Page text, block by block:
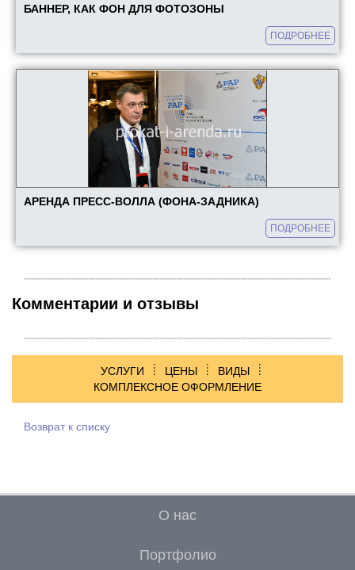
БАННЕР, КАК ФОН ДЛЯ ФОТОЗОНЫ
ПОДРОБНЕЕ
АРЕНДА ПРЕСС-ВОЛЛА (ФОНА-ЗАДНИКА)
ПОДРОБНЕЕ
Комментарии и отзывы
УСЛУГИ ЦЕНЫ
ВИДЫ
КОМПЛЕКСНОЕ ОФОРМЛЕНИЕ
Возврат к списку
О нас
Портфолио